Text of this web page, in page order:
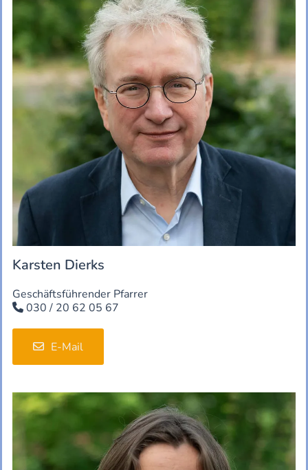
Karsten Dierks
Geschäftsführender Pfarrer
 030 / 20 62 05 67
E-Mail